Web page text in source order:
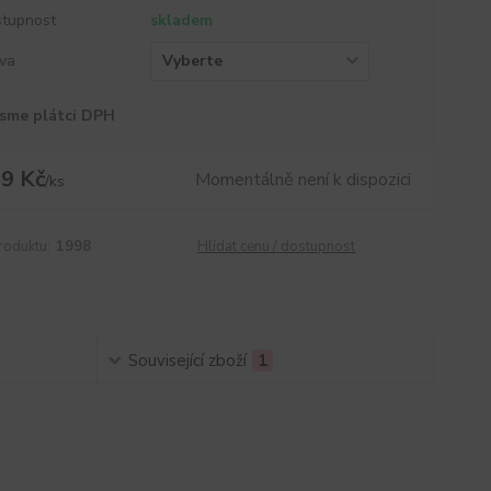
skladem
plátci DPH
Kč/ks Momentálně není k dispozici
Související zboží 1